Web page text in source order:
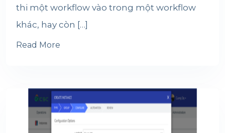
thi một workflow vào trong một workflow
khác, hay còn […]
Read More